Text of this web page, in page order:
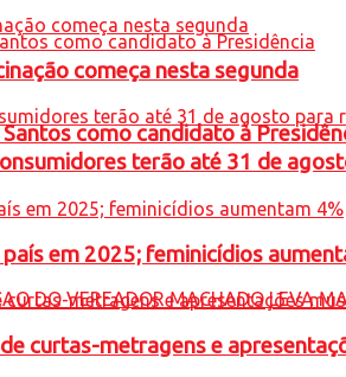
como candidato à
começa nesta segunda
terão até 31 de
em 2025; feminicídios
curtas-metragens e